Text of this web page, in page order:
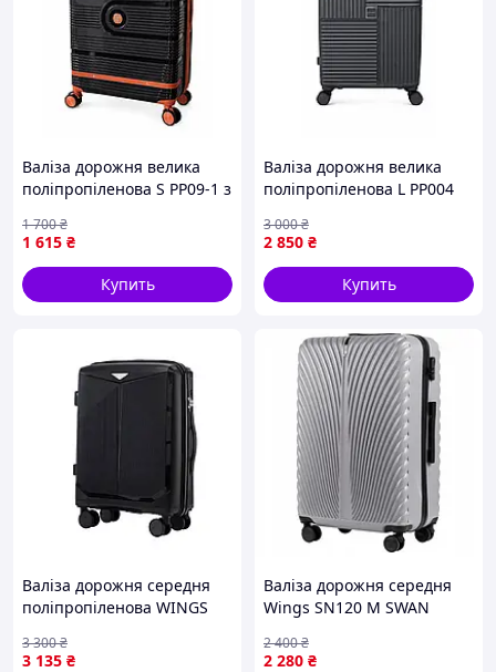
Валіза дорожня велика
поліпропіленова S PP09-1 з
Чорний
1 615 ₴
1 700₴
Купить
Валіза дорожня велика
поліпропіленова L РР004
2 850 ₴
3 000₴
Купить
Валіза дорожня середня
поліпропіленова WINGS
Чорний
3 135 ₴
3 300₴
Валіза дорожня середня
Wings SN120 M SWAN
2 280 ₴
2 400₴